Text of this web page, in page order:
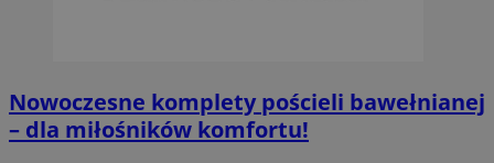
Nowoczesne komplety pościeli bawełnianej
– dla miłośników komfortu!